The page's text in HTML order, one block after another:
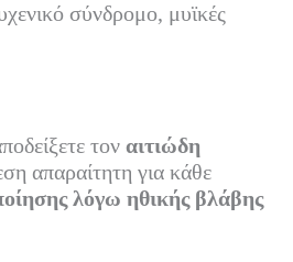
σύνδρομο, μυϊκές
τον αιτιώδη
απαραίτητη για κάθε
λόγω ηθικής βλάβης